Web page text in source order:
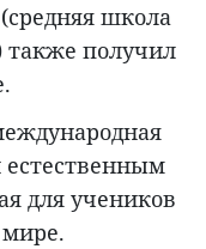
школа
получил
для учеников
мире.